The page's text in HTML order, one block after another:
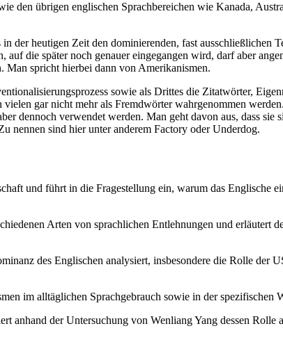
den übrigen englischen Sprachbereichen wie Kanada,
der heutigen Zeit den dominierenden, fast ausschließlichen
die später noch genauer eingegangen wird, darf aber
Man spricht hierbei dann von Amerikanismen.
sowie als Drittes die Zitatwörter,
gar nicht mehr als Fremdwörter wahrgenommen
dennoch verwendet werden. Man geht davon aus, dass sie
nennen sind hier unter anderem Factory oder Underdog.
und führt in die Fragestellung ein, warum das Englische
Arten von sprachlichen Entlehnungen und erläutert
des Englischen analysiert, insbesondere die Rolle der
im alltäglichen Sprachgebrauch sowie in der spezifischen
anhand der Untersuchung von Wenliang Yang dessen